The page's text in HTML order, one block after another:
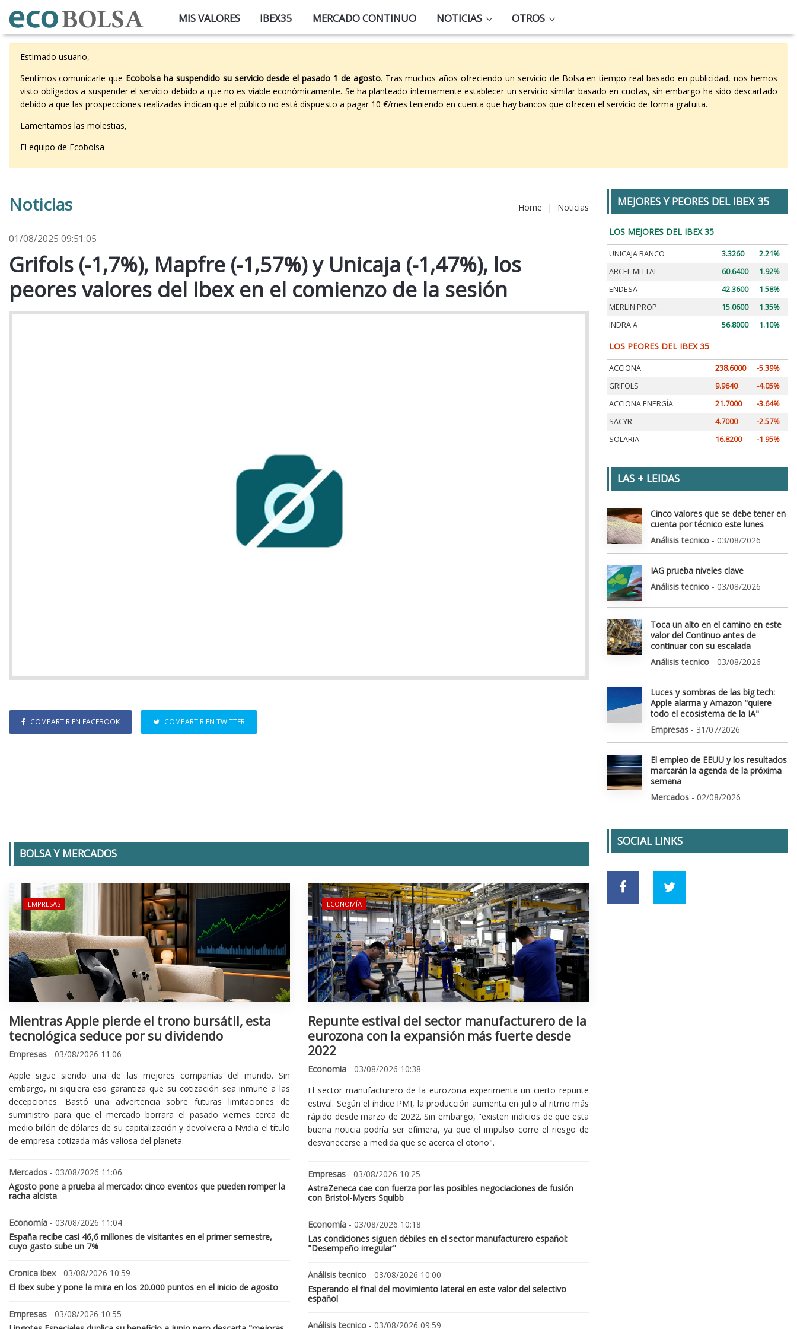
MIS VALORES IBEX35 MERCADO CONTINUO NOTICIAS OTROS
Estimado usuario,
Sentimos comunicarle que Ecobolsa ha suspendido su servicio desde el pasado 1 de agosto. Tras muchos años ofreciendo un servicio de Bolsa en tiempo real basado en publicidad, nos hemos
visto obligados a suspender el servicio debido a que no es viable económicamente. Se ha planteado internamente establecer un servicio similar basado en cuotas, sin embargo ha sido descartado
debido a que las prospecciones realizadas indican que el público no está dispuesto a pagar 10 €/mes teniendo en cuenta que hay bancos que ofrecen el servicio de forma gratuita.
Lamentamos las molestias,
El equipo de Ecobolsa
Noticias Home | Noticias
01/08/2025 09:51:05
Grifols (-1,7%), Mapfre (-1,57%) y Unicaja (-1,47%), los
peores valores del Ibex en el comienzo de la sesión
COMPARTIR EN FACEBOOK COMPARTIR EN TWITTER
BOLSA Y MERCADOS
EMPRESAS
Mientras Apple pierde el trono bursátil, esta
tecnológica seduce por su dividendo
Empresas - 03/08/2026 11:06
Apple sigue siendo una de las mejores compañías del mundo. Sin
embargo, ni siquiera eso garantiza que su cotización sea inmune a las
decepciones. Bastó una advertencia sobre futuras limitaciones de
suministro para que el mercado borrara el pasado viernes cerca de
medio billón de dólares de su capitalización y devolviera a Nvidia el título
de empresa cotizada más valiosa del planeta.
Mercados - 03/08/2026 11:06
Agosto pone a prueba al mercado: cinco eventos que pueden romper la
racha alcista
Economía - 03/08/2026 11:04
España recibe casi 46,6 millones de visitantes en el primer semestre,
cuyo gasto sube un 7%
Cronica ibex- 03/08/2026 10:59
El Ibex sube y pone la mira en los 20.000 puntos en el inicio de agosto
Empresas - 03/08/2026 10:55
ECONOMÍA
Repunte estival del sector manufacturero de la
eurozona con la expansión más fuerte desde
2022
Economia - 03/08/2026 10:38
El sector manufacturero de la eurozona experimenta un cierto repunte
estival. Según el índice PMI, la producción aumenta en julio al ritmo más
rápido desde marzo de 2022. Sin embargo, "existen indicios de que esta
buena noticia podría ser efímera, ya que el impulso corre el riesgo de
desvanecerse a medida que se acerca el otoño".
Empresas - 03/08/2026 10:25
AstraZeneca cae con fuerza por las posibles negociaciones de fusión
con Bristol-Myers Squibb
Economía - 03/08/2026 10:18
Las condiciones siguen débiles en el sector manufacturero español:
"Desempeño irregular"
Análisis tecnico - 03/08/2026 10:00
Esperando el final del movimiento lateral en este valor del selectivo
español
Análisis tecnico - 03/08/2026 09:59
MEJORES Y PEORES DEL IBEX 35
LOS MEJORES DEL IBEX 35
UNICAJA BANCO 3.3260
2.21%
ARCEL.MITTAL
60.6400
1.92%
ENDESA
42.3600
1.58%
MERLIN PROP.
15.0600
1.35%
INDRA A
56.8000 1.10%
LOS PEORES DEL IBEX 35
ACCIONA 238.6000
-5.39%
GRIFOLS
9.9640
-4.05%
ACCIONA ENERGÍA
21.7000
-3.64%
SACYR
4.7000
-2.57%
SOLARIA
16.8200 -1.95%
LAS + LEIDAS
Cinco valores que se debe tener en
cuenta por técnico este lunes
Análisis tecnico - 03/08/2026
IAG prueba niveles clave
Análisis tecnico - 03/08/2026
Toca un alto en el camino en este
valor del Continuo antes de
continuar con su escalada
Análisis tecnico - 03/08/2026
Luces y sombras de las big tech:
Apple alarma y Amazon "quiere
todo el ecosistema de la IA"
Empresas - 31/07/2026
El empleo de EEUU y los resultados
marcarán la agenda de la próxima
semana
Mercados - 02/08/2026
SOCIAL LINKS